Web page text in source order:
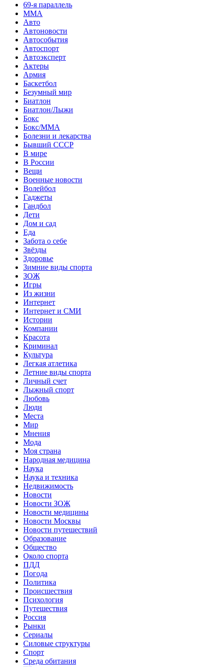
69-я параллель
MMA
Авто
Автоновости
Автособытия
Автоспорт
Автоэксперт
Актеры
Армия
Баскетбол
Безумный мир
Биатлон
Биатлон/Лыжи
Бокс
Бокс/MMA
Болезни и лекарства
Бывший СССР
В мире
В России
Вещи
Военные новости
Волейбол
Гаджеты
Гандбол
Дети
Дом и сад
Еда
Забота о себе
Звёзды
Здоровье
Зимние виды спорта
ЗОЖ
Игры
Из жизни
Интернет
Интернет и СМИ
Истории
Компании
Красота
Криминал
Культура
Легкая атлетика
Летние виды спорта
Личный счет
Лыжный спорт
Любовь
Люди
Места
Мир
Мнения
Мода
Моя страна
Народная медицина
Наука
Наука и техника
Недвижимость
Новости
Новости ЗОЖ
Новости медицины
Новости Москвы
Новости путешествий
Образование
Общество
Около спорта
ПДД
Погода
Политика
Происшествия
Психология
Путешествия
Россия
Рынки
Сериалы
Силовые структуры
Спорт
Среда обитания